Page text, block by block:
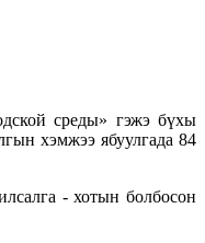
среды» гэжэ бүхы
хэмжээ ябуулгада 84
- хотын болбосон